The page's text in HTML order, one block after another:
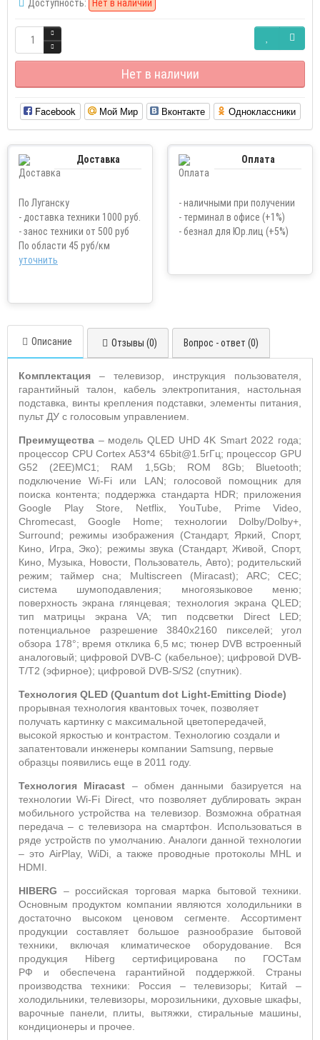
Доступность: Нет в наличии
Нет в наличии
Facebook Мой Мир Вконтакте Одноклассники
Доставка
По Луганску
- доставка техники 1000 руб.
- занос техники от 500 руб
По области 45 руб/км
уточнить
Оплата
- наличными при получении
- терминал в офисе (+1%)
- безнал для Юр.лиц (+5%)
Описание Отзывы (0) Вопрос - ответ (0)
Комплектация – телевизор, инструкция пользователя,
гарантийный талон, кабель электропитания, настольная
подставка, винты крепления подставки, элементы питания,
пульт ДУ с голосовым управлением.
Преимущества – модель QLED UHD4K Smart 2022 года;
процессор CPU Cortex A53*4 65bit@1.5гГц; процессорGPU
G52 (2EE)MC1; RAM 1,5Gb; ROM 8Gb; Bluetooth;
подключениеWi-Fi или LAN; голосовой помощник для
поиска контента; поддержка стандарта HDR; приложения
Google
Play Store, Netflix, YouTube, Prime Video,
Chromecast,Google Home; технологии Dolby/Dolby+,
Surround; режимы изображения (Стандарт, Яркий, Спорт,
Кино, Игра, Эко); режимы звука (Стандарт, Живой, Спорт,
Кино, Музыка, Новости, Пользователь, Авто); родительский
режим; таймер сна; Multiscreen (Miracast); ARC;CEC;
система шумоподавления; многоязыковое меню;
поверхность экрана глянцевая; технология экрана QLED;
тип матрицы экранаVA; тип подсветки Direct LED;
потенциальное разрешение 3840х2160 пикселей; угол
обзора 178°; время отклика 6,5 мс; тюнер DVB встроенный
аналоговый; цифровой DVB-C (кабельное); цифровой DVB-
T/T2 (эфирное); цифровой DVB-S/S2 (спутник).
Технология QLED (Quantum dot Light-Emitting Diode)
прорывная технология квантовых точек, позволяет
получать картинку с максимальной цветопередачей,
высокой яркостью и контрастом. Технологию создали и
запатентовали инженеры компании Samsung, первые
образцы появились еще в 2011 году.
Технология Miracast –обмен данными базируется на
технологии Wi-Fi Direct, что позволяет дублировать экран
мобильного устройства на телевизор. Возможна обратная
передача – с телевизора на смартфон. Использоваться в
ряде устройств по умолчанию. Аналоги данной технологии
– это AirPlay, WiDi, а также проводные протоколы MHL и
HDMI.
HIBERG – российская торговая марка бытовой техники.
Основным продуктом компании являются холодильники в
достаточно высоком ценовом сегменте. Ассортимент
продукции составляет большое разнообразие бытовой
техники, включая климатическое оборудование. Вся
продукция Hiberg сертифицирована по ГОСТам
РФ и обеспечена гарантийной поддержкой. Страны
производства техники: Россия – телевизоры; Китай –
холодильники, телевизоры, морозильники, духовые шкафы,
варочные панели, плиты, вытяжки, стиральные машины,
кондиционеры и прочее.